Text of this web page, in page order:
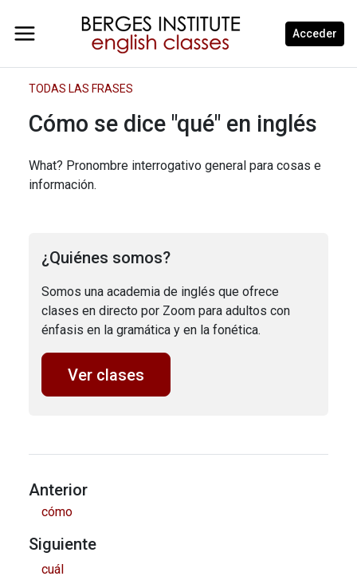
Acceder
TODAS LAS FRASES
Cómo se dice "qué" en inglés
What? Pronombre interrogativo general para cosas e
información.
¿Quiénes somos?
Somos una academia de inglés que ofrece
clases en directo por Zoom para adultos con
énfasis en la gramática y en la fonética.
Ver clases
Anterior
cómo
Siguiente
cuál